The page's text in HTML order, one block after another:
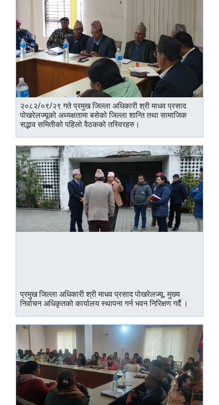
२०८२/०९/२९ गते प्रमुख जिल्ला अधिकारी श्री माधव प्रसाद
पोखरेलज्यूको अध्यक्षतामा बसेको जिल्ला शान्ति तथा सामाजिक
सद्भाव समितीको पहिलो वैठकको तस्विरहरु।
प्रमुख जिल्ला अधिकारी श्री माधव प्रसाद पोखरेलज्यू, मुख्य
निर्वाचन अधिकृतको कार्यालय स्थापना गर्न भवन निरिक्षण गर्दै ।